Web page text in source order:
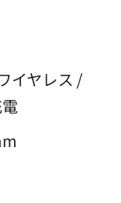
イヤレス /